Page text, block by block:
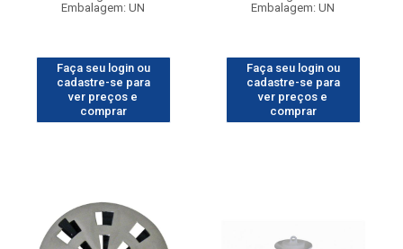
Embalagem: UN
Faça seu login ou
cadastre-se para
ver preços e
comprar
Embalagem: UN
Faça seu login ou
cadastre-se para
ver preços e
comprar